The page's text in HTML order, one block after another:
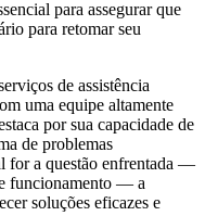
para assegurar que
para retomar seu
de assistência
uma equipe altamente
por sua capacidade de
de problemas
for a questão enfrentada —
funcionamento — a
soluções eficazes e